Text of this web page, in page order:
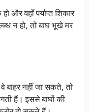
और वहाँ पर्याप्त शिकार
न हो, तो बाघ भूखे मर
नहीं जा सकते, तो
हैं। इससे बाघों की